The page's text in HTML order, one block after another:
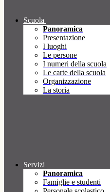
Scuola
Panoramica
Presentazione
I luoghi
Le persone
I numeri della scuola
Le carte della scuola
Organizzazione
La storia
Servizi
Panoramica
Famiglie e studenti